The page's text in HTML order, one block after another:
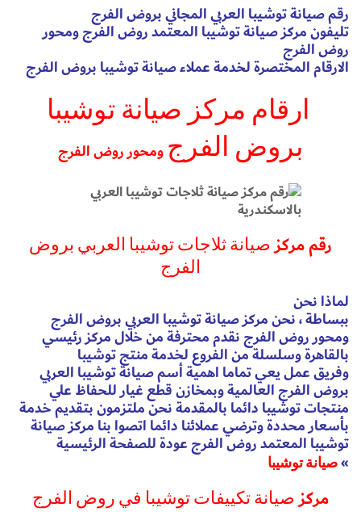
رقم صيانة توشيبا العربي المجاني بروض الفرج
تليفون مركز صيانة توشيبا المعتمد روض الفرج ومحور
روض الفرج
الارقام المختصرة لخدمة عملاء صيانة توشيبا بروض الفرج
ارقام مركز صيانة توشيبا
بروض الفرجومحور روض الفرج
رقم مركزصيانة ثلاجات توشيبا العربي بروض
الفرج
لماذا نحن
ببساطة ، نحن مركز صيانة توشيبا العربي بروض الفرج
ومحور روض الفرج نقدم محترفة من خلال مركز رئيسي
بالقاهرة وسلسلة من الفروع لخدمة منتج توشيبا
وفريق عمل يعي تماما اهمية أسم صيانة توشيبا العربي
بروض الفرج العالمية وبمخازن قطع غيار للحفاظ علي
منتجات توشيبا دائما بالمقدمة نحن ملتزمون بتقديم خدمة
بأسعار محددة وترضي عملائنا دائما اتصوا بنا مركز صيانة
توشيبا المعتمد روض الفرج عودة للصفحة الرئيسية
»صيانة توشيبا
مركزصيانة تكييفات توشيبا في روض الفرج